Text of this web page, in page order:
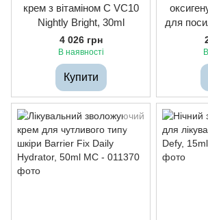
крем з вітаміном C VC10
Nightly Bright, 30ml
4 026 грн
В наявності
Купити
для
дихання